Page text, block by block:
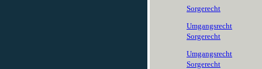
Sorgerecht
Umgangsrecht
Sorgerecht
Umgangsrecht
Sorgerecht